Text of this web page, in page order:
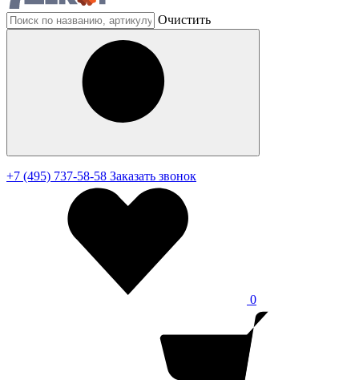
Очистить
+7 (495) 737-58-58 Заказать звонок
0